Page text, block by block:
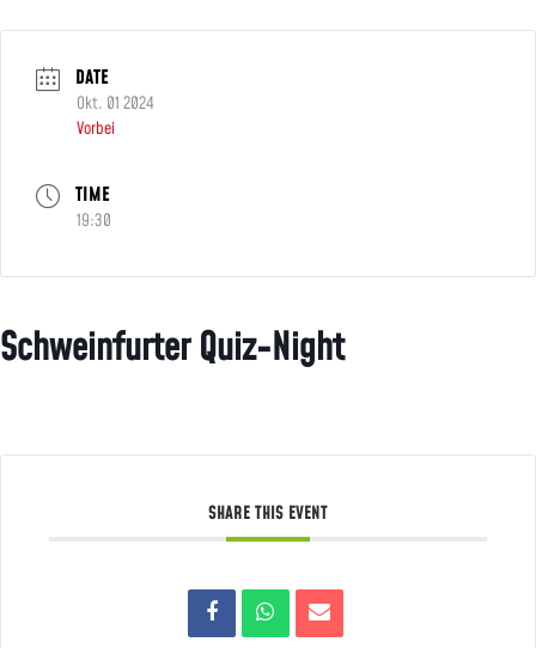
DATE
Okt. 01 2024
Vorbei
TIME
19:30
Schweinfurter Quiz-Night
SHARE THIS EVENT